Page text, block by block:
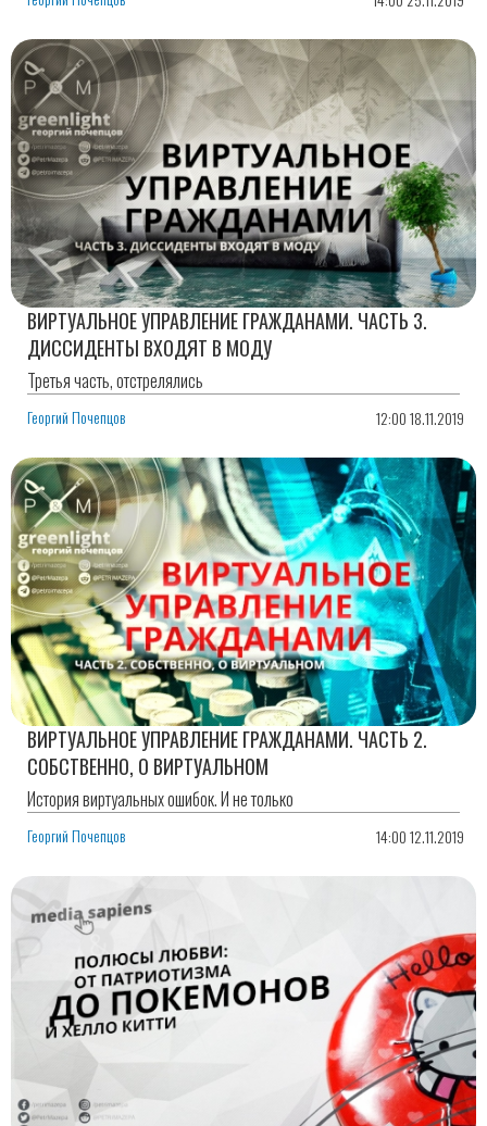
ВИРТУАЛЬНОЕ УПРАВЛЕНИЕ ГРАЖДАНАМИ. ЧАСТЬ 3.
ДИССИДЕНТЫ ВХОДЯТ В МОДУ
Третья часть, отстрелялись
Георгий Почепцов 12:00 18.11.2019
ВИРТУАЛЬНОЕ УПРАВЛЕНИЕ ГРАЖДАНАМИ. ЧАСТЬ 2.
СОБСТВЕННО, О ВИРТУАЛЬНОМ
История виртуальных ошибок. И не только
Георгий Почепцов 14:00 12.11.2019